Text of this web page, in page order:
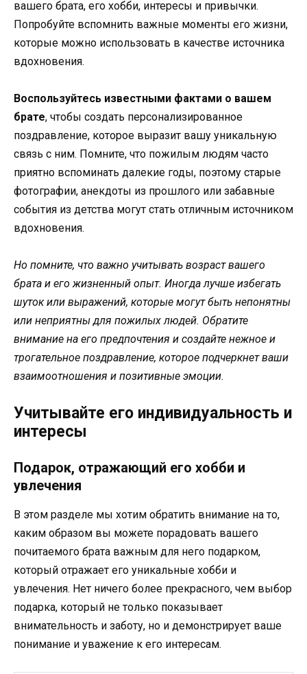
вашего брата, его хобби, интересы и привычки.
Попробуйте вспомнить важные моменты его жизни,
которые можно использовать в качестве источника
вдохновения.
Воспользуйтесь известными фактами о вашем
брате, чтобы создать персонализированное
поздравление, которое выразит вашу уникальную
связь с ним. Помните, что пожилым людям часто
приятно вспоминать далекие годы, поэтому старые
фотографии, анекдоты из прошлого или забавные
события из детства могут стать отличным источником
вдохновения.
Но помните, что важно учитывать возраст вашего
брата и его жизненный опыт. Иногда лучше избегать
шуток или выражений, которые могут быть непонятны
или неприятны для пожилых людей. Обратите
внимание на его предпочтения и создайте нежное и
трогательное поздравление, которое подчеркнет ваши
взаимоотношения и позитивные эмоции.
Учитывайте его индивидуальность и
интересы
Подарок, отражающий его хобби и
увлечения
В этом разделе мы хотим обратить внимание на то,
каким образом вы можете порадовать вашего
почитаемого брата важным для него подарком,
который отражает его уникальные хобби и
увлечения. Нет ничего более прекрасного, чем выбор
подарка, который не только показывает
внимательность и заботу, но и демонстрирует ваше
понимание и уважение к его интересам.